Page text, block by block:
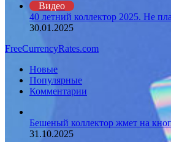
Видео
40 летний коллектор 2025. Не
30.01.2025
FreeCurrencyRates.com
Новые
Популярные
Комментарии
Бешеный коллектор жмет на
31.10.2025